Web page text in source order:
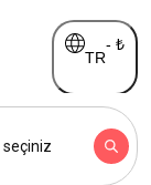
TR
- ₺
seçiniz